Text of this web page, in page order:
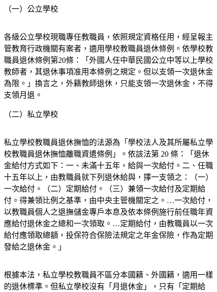
（一）公立學校
各級公立學校現職專任教職員，依照規定資格任用，經呈報主
管教育行政機關有案者，適用學校教職員退休條例。依學校教
職員退休條例第20條：「外國人任中華民國公立中等以上學校
教師者，其退休事項准用本條例之規定。但以支領一次退休金
為限。」換言之，外籍教師退休，只能支領一次退休金，不得
支領月退。
（二）私立學校
私立學校教職員退休撫恤的法源為「學校法人及其所屬私立學
校教職員退休撫恤離職資遣條例」。依該法第 20 條：「退休
金給付方式如下：一、未滿十五年，給與一次給付。二、任職
十五年以上，由教職員就下列退休給與，擇一支領之：（一）
一次給付。（二）定期給付。（三）兼領一次給付及定期給
付。得兼領比例之基準，由中央主管機關定之。…一次給付，
以教職員個人之退撫儲金專戶本息及依本條例施行前任職年資
應給付退休金之總和一次領取。…定期給付，由教職員以一次
給付應領取總額，投保符合保險法規定之年金保險，作為定期
發給之退休金。」
根據本法，私立學校教職員不區分本國籍、外國籍，適用一樣
的退休標準。但私立學校沒有「月退休金」，只有「定期給